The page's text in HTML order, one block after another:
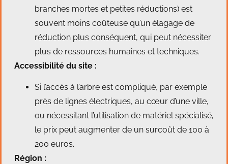
branches mortes et petites réductions) est
souvent moins coûteuse qu’un élagage de
réduction plus conséquent, qui peut nécessiter
plus de ressources humaines et techniques.
Accessibilité du site :
Si l’accès à l’arbre est compliqué, par exemple
près de lignes électriques, au cœur d’une ville,
ou nécessitant l’utilisation de matériel spécialisé,
le prix peut augmenter de un surcoût de 100 à
200 euros.
Région :